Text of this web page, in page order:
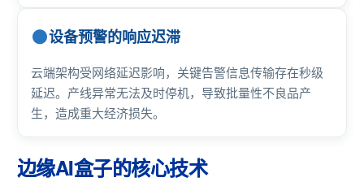
设备预警的响应迟滞
云端架构受网络延迟影响，关键告警信息传输存在秒级
延迟。产线异常无法及时停机，导致批量性不良品产
生，造成重大经济损失。
边缘AI盒子的核心技术